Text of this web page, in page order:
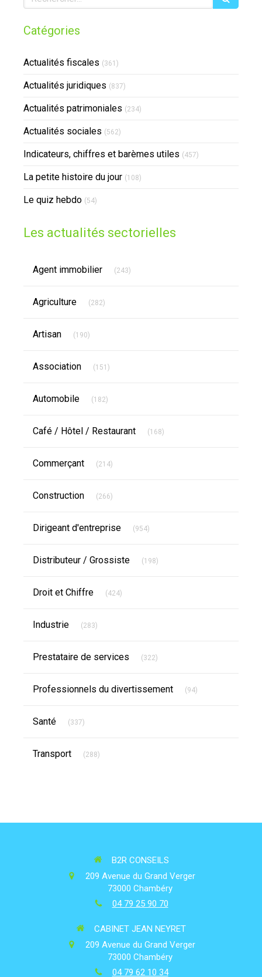
Catégories
Actualités fiscales (361)
Actualités juridiques (837)
Actualités patrimoniales (234)
Actualités sociales (562)
Indicateurs, chiffres et barèmes utiles (457)
La petite histoire du jour (108)
Le quiz hebdo (54)
Les actualités sectorielles
Agent immobilier (243)
Agriculture (282)
Artisan (190)
Association (151)
Automobile (182)
Café / Hôtel / Restaurant (168)
Commerçant (214)
Construction (266)
Dirigeant d'entreprise (954)
Distributeur / Grossiste (198)
Droit et Chiffre (424)
Industrie (283)
Prestataire de services (322)
Professionnels du divertissement (94)
Santé (337)
Transport (288)
B2R CONSEILS
209 Avenue du Grand Verger
73000 Chambéry
04 79 25 90 70
CABINET JEAN NEYRET
209 Avenue du Grand Verger
73000 Chambéry
04 79 62 10 34